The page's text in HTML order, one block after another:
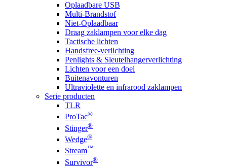
Oplaadbare USB
Multi-Brandstof
Niet-Oplaadbaar
Draag zaklampen voor elke dag
Tactische lichten
Handsfree-verlichting
Penlights & Sleutelhangerverlichting
Lichten voor een doel
Buitenavonturen
Ultraviolette en infrarood zaklampen
Serie producten
TLR
ProTac®
Stinger®
Wedge®
Stream™
Survivor®